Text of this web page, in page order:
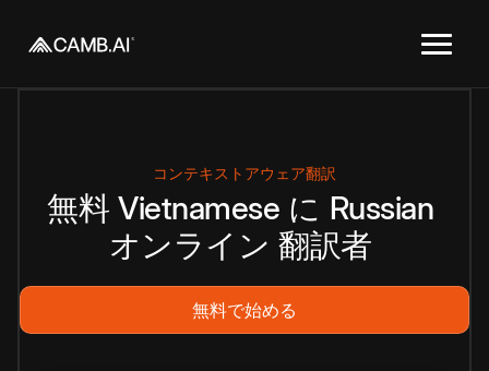
コンテキストアウェア翻訳
無料 Vietnamese に Russian
オンライン 翻訳者
無料で始める